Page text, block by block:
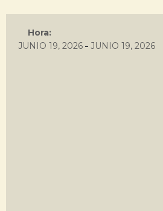
Hora:
JUNIO 19, 2026 - JUNIO 19, 2026